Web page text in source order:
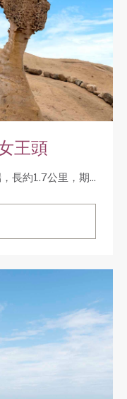
王頭
長約1.7公里，期...